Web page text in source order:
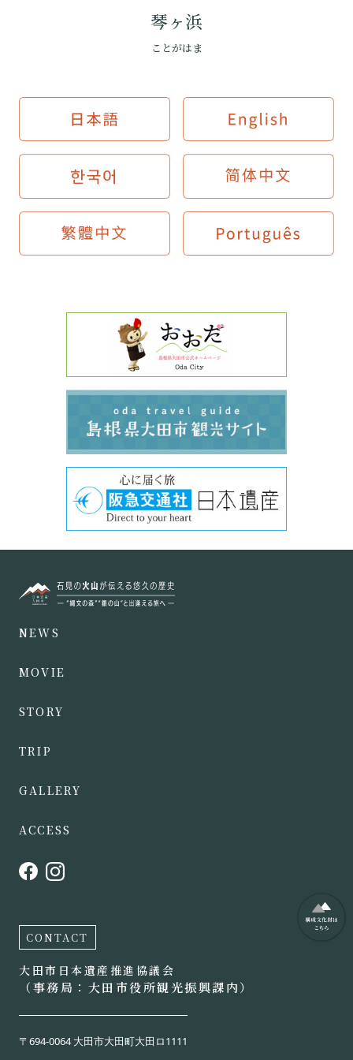
琴ヶ浜
ことがはま
NEWS
MOVIE
STORY
TRIP
GALLERY
ACCESS
CONTACT
大田市日本遺産推進協議会
（事務局：大田市役所観光振興課内）
〒694-0064 大田市大田町大田ロ1111